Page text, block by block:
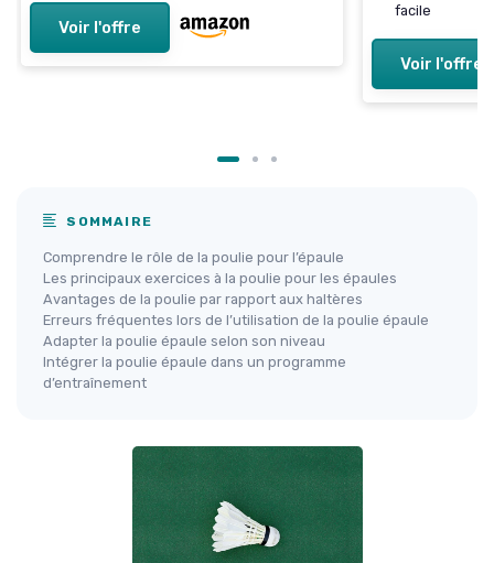
Voir l'offre
facile
Voir l'offre
SOMMAIRE
Comprendre le rôle de la poulie pour l’épaule
Les principaux exercices à la poulie pour les épaules
Avantages de la poulie par rapport aux haltères
Erreurs fréquentes lors de l’utilisation de la poulie épaule
Adapter la poulie épaule selon son niveau
Intégrer la poulie épaule dans un programme
d’entraînement